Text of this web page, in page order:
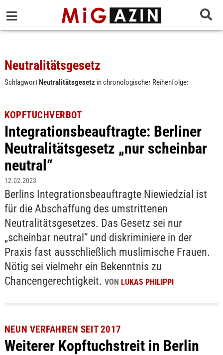
Neutralitätsgesetz
SchlagwortNeutralitätsgesetzin chronologischer Reihenfolge:
KOPFTUCHVERBOT
Integrationsbeauftragte: Berliner
Neutralitätsgesetz „nur scheinbar
neutral“
12.02.2023
Berlins Integrationsbeauftragte Niewiedzial ist
für die Abschaffung des umstrittenen
Neutralitätsgesetzes. Das Gesetz sei nur
„scheinbar neutral“ und diskriminiere in der
Praxis fast ausschließlich muslimische Frauen.
Nötig sei vielmehr ein Bekenntnis zu
Chancengerechtigkeit. VON LUKAS PHILIPPI
NEUN VERFAHREN SEIT 2017
Weiterer Kopftuchstreit in Berlin